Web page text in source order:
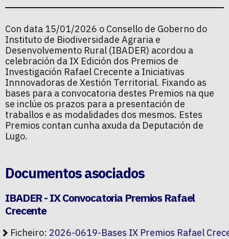
Con data 15/01/2026 o Consello de Goberno do
Instituto de Biodiversidade Agraria e
Desenvolvemento Rural (IBADER) acordou a
celebración da IX Edición dos Premios de
Investigación Rafael Crecente a Iniciativas
Innnovadoras de Xestión Territorial. Fixando as
bases para a convocatoria destes Premios na que
se inclúe os prazos para a presentación de
traballos e as modalidades dos mesmos. Estes
Premios contan cunha axuda da Deputación de
Lugo.
Documentos asociados
IBADER - IX Convocatoria Premios Rafael
Crecente
Ficheiro: 2026-0619-Bases IX Premios Rafael